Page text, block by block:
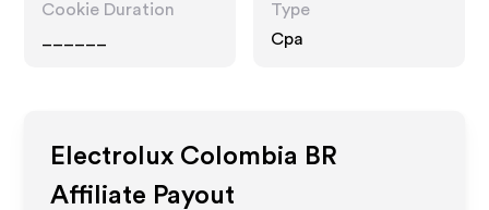
Cookie Duration
Type
Cpa
Electrolux Colombia BR
Affiliate Payout